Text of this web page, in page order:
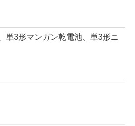
単3形マンガン乾電池、単3形ニ